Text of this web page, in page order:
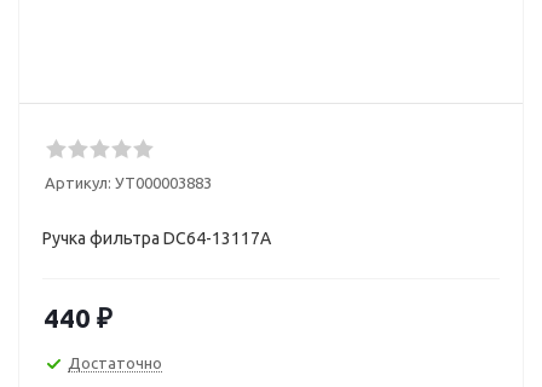
Артикул: УТ000003883
Ручка фильтра DC64-13117A
440 ₽
Достаточно